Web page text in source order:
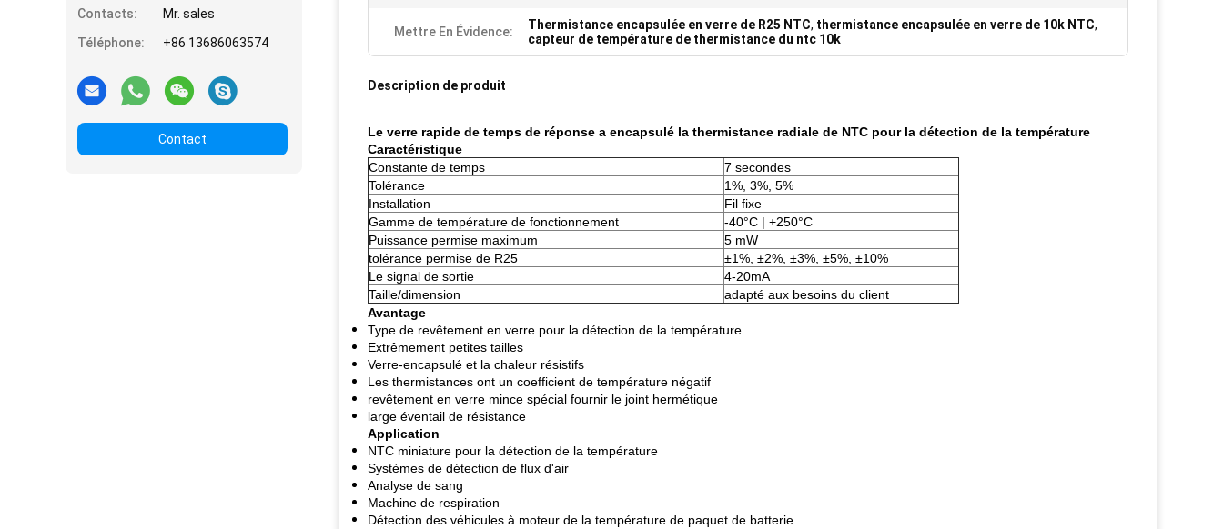
Contacts:
Mr. sales
Téléphone:
+86 13686063574
Contact
Mettre En Évidence: Thermistance encapsulée en verre de R25 NTC, thermistance encapsulée en verre de 10k NTC,
capteur de température de thermistance du ntc 10k
Description de produit
Le verre rapide de temps de réponse a encapsulé la thermistance radiale de NTC pour la détection de la température
Caractéristique
Constante de temps
7 secondes
Tolérance
1%, 3%, 5%
Installation
Fil fixe
Gamme de température de fonctionnement
-40°C | +250°C
Puissance permise maximum
5 mW
tolérance permise de R25
±1%, ±2%, ±3%, ±5%, ±10%
Le signal de sortie
4-20mA
Taille/dimension
adapté aux besoins du client
Avantage
Type de revêtement en verre pour la détection de la température
Extrêmement petites tailles
Verre-encapsulé et la chaleur résistifs
Les thermistances ont un coefficient de température négatif
revêtement en verre mince spécial fournir le joint hermétique
large éventail de résistance
Application
NTC miniature pour la détection de la température
Systèmes de détection de flux d'air
Analyse de sang
Machine de respiration
Détection des véhicules à moteur de la température de paquet de batterie